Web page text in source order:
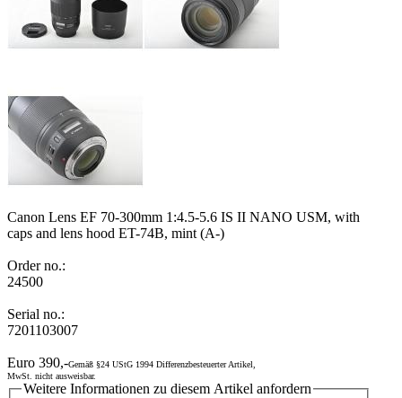
Canon Lens EF 70-300mm 1:4.5-5.6 IS II NANO USM, with
caps and lens hood ET-74B, mint (A-)
Order no.:
24500
Serial no.:
7201103007
Euro 390,-Gemäß §24 UStG 1994 Differenzbesteuerter Artikel,
MwSt. nicht ausweisbar.
Weitere Informationen zu diesem Artikel anfordern